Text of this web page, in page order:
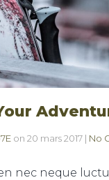
on 20 mars 2017 | No
nec neque